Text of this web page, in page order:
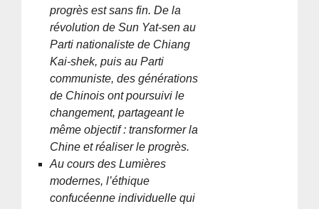
progrès est sans fin. De la
révolution de Sun Yat-sen au
Parti nationaliste de Chiang
Kai-shek, puis au Parti
communiste, des générations
de Chinois ont poursuivi le
changement, partageant le
même objectif : transformer la
Chine et réaliser le progrès.
Au cours des Lumières
modernes, l’éthique
confucéenne individuelle qui